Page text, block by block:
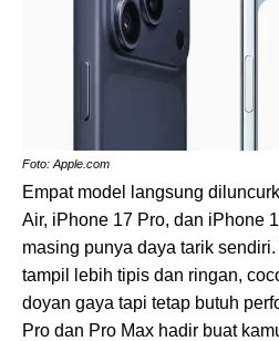
Foto: Apple.com
Empat model langsung
Air, iPhone 17 Pro, dan iPhone
masing punya daya tarik
tampil lebih tipis dan ringan,
doyan gaya tapi tetap butuh
Pro dan Pro Max hadir buat